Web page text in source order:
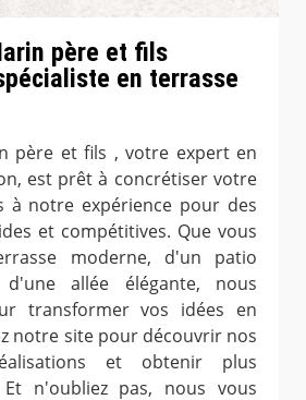
père et fils
en terrasse
père et fils , votre expert en
est prêt à concrétiser votre
à notre expérience pour des
et compétitives. Que vous
moderne, d'un patio
allée élégante, nous
transformer vos idées en
notre site pour découvrir nos
et obtenir plus
n'oubliez pas, nous vous